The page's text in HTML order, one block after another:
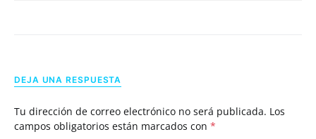
DEJA UNA RESPUESTA
Tu dirección de correo electrónico no será publicada. Los
campos obligatorios están marcados con *